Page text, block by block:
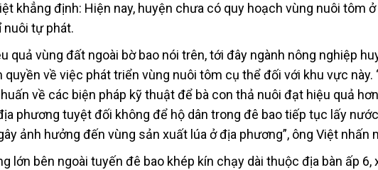
khẳng định: Hiện nay, huyện chưa có quy hoạch vùng nuôi tôm ở
nuôi tự phát.
quả vùng đất ngoài bờ bao nói trên, tới đây ngành nông nghiệp
về việc phát triển vùng nuôi tôm cụ thể đối với khu vực này.
về các biện pháp kỹ thuật để bà con thả nuôi đạt hiệu quả
phương tuyệt đối không để hộ dân trong đê bao tiếp tục lấy
ảnh hưởng đến vùng sản xuất lúa ở địa phương”, ông Việt nhấn
lớn bên ngoài tuyến đê bao khép kín chạy dài thuộc địa bàn ấp 6,